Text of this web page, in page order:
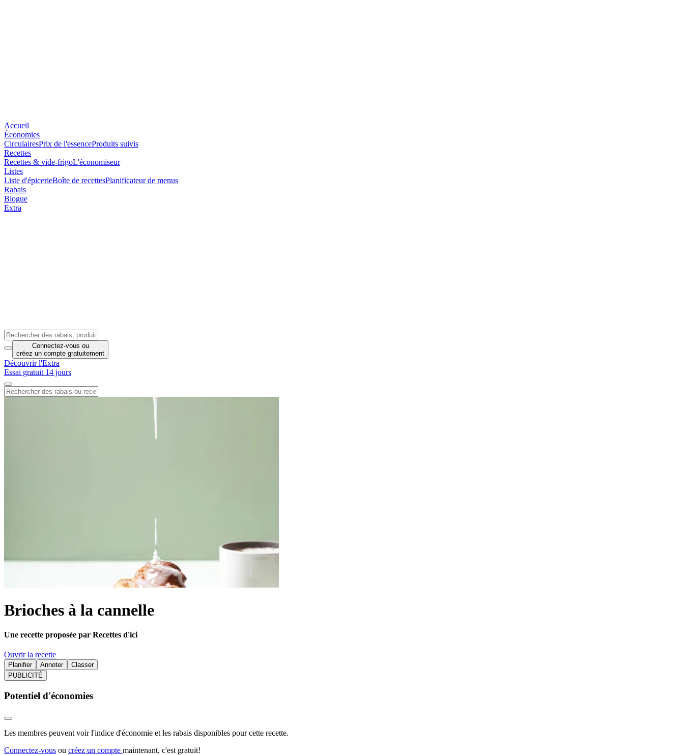
Accueil
Économies
CirculairesPrix de l'essenceProduits suivis
Recettes
Recettes & vide-frigoL'économiseur
Listes
Liste d'épicerieBoîte de recettesPlanificateur de menus
Rabais
Blogue
Extra
Connectez-vous ou
créez un compte gratuitement
Découvrir l'Extra
Essai gratuit 14 jours
Brioches à la cannelle
Une recette proposée par Recettes d'ici
Ouvrir la recette
Planifier Annoter
Classer
PUBLICITÉ
Potentiel d'économies
Les membres peuvent voir l'indice d'économie et les rabais disponibles pour cette recette.
Connectez-vous ou créez un compte maintenant, c'est gratuit!